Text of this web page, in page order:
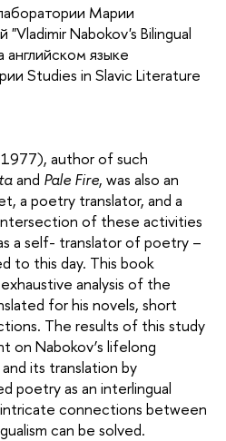
Марии
Nabokov's Bilingual
языке
Studies in Slavic Literature
author of such
and Pale Fire, was also an
a poetry translator, and a
of these activities
a self- translator of poetry –
to this day. This book
analysis of the
for his novels, short
The results of this study
on Nabokov’s lifelong
its translation by
poetry as an interlingual
connections between
can be solved.